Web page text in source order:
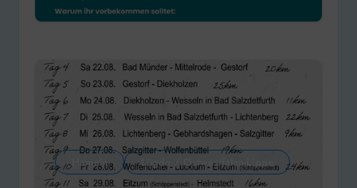
Hameln Lügde / Ostwestfalen-Lippe